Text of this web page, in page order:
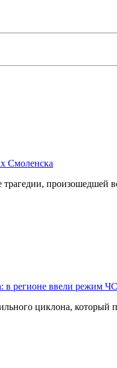
Смоленска
произошедшей
в регионе ввели режим ЧС
циклона,